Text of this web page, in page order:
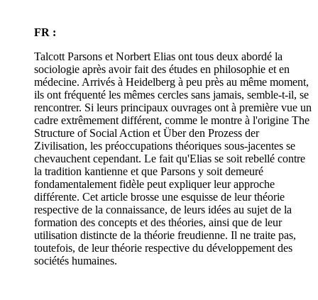
FR :
Talcott Parsons et Norbert Elias ont tous deux abordé la
sociologie après avoir fait des études en philosophie et en
médecine. Arrivés à Heidelberg à peu près au même moment,
ils ont fréquenté les mêmes cercles sans jamais, semble-t-il, se
rencontrer. Si leurs principaux ouvrages ont à première vue un
cadre extrêmement différent, comme le montre à l'origine The
Structure of Social Action et Über den Prozess der
Zivilisation, les préoccupations théoriques sous-jacentes se
chevauchent cependant. Le fait qu'Elias se soit rebellé contre
la tradition kantienne et que Parsons y soit demeuré
fondamentalement fidèle peut expliquer leur approche
différente. Cet article brosse une esquisse de leur théorie
respective de la connaissance, de leurs idées au sujet de la
formation des concepts et des théories, ainsi que de leur
utilisation distincte de la théorie freudienne. Il ne traite pas,
toutefois, de leur théorie respective du développement des
sociétés humaines.